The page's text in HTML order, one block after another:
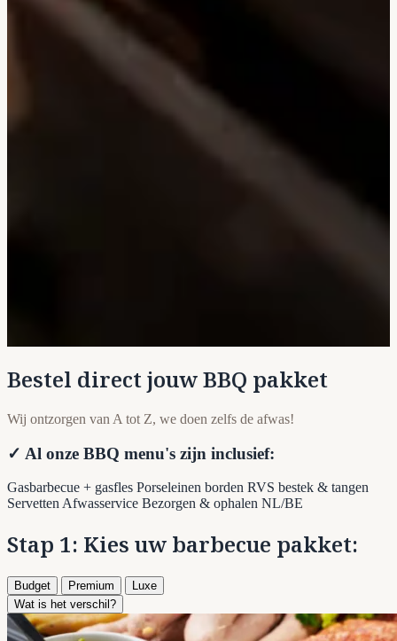
Bestel direct jouw BBQ pakket
Wij ontzorgen van A tot Z, we doen zelfs de afwas!
✓ Al onze BBQ menu's zijn inclusief:
Gasbarbecue + gasfles Porseleinen borden RVS bestek & tangen
ServettenAfwasservice Bezorgen & ophalen NL/BE
Stap 1: Kies uw barbecue pakket:
Budget Premium
Luxe
Wat is het verschil?